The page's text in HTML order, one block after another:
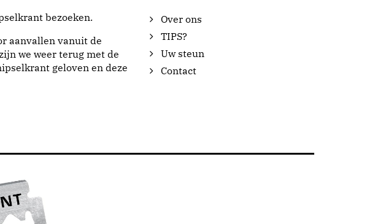
bezoeken.
aanvallen vanuit de
we weer terug met de
geloven en deze
Over ons
TIPS?
Uw steun
Contact